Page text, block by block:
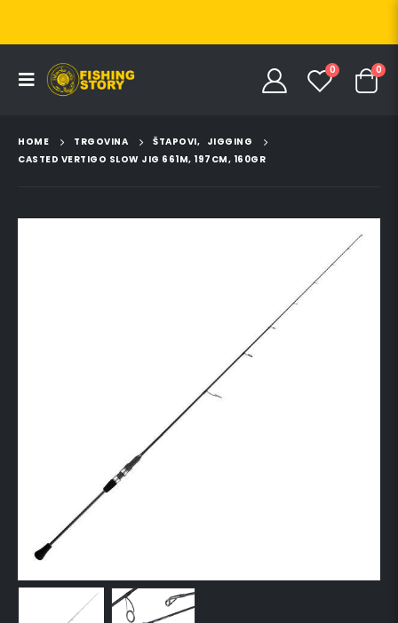
0 0
HOME TRGOVINA ŠTAPOVI, JIGGING
CASTED VERTIGO SLOW JIG 661M, 197CM, 160GR